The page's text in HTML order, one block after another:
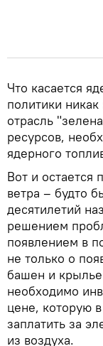
Что касается
политики никак
отрасль
ресурсов,
ядерного
Вот и остается
ветра – будто
десятилетий
решением
появлением в
не только о
башен и
необходимо
цене, которую
заплатить за
из воздуха.